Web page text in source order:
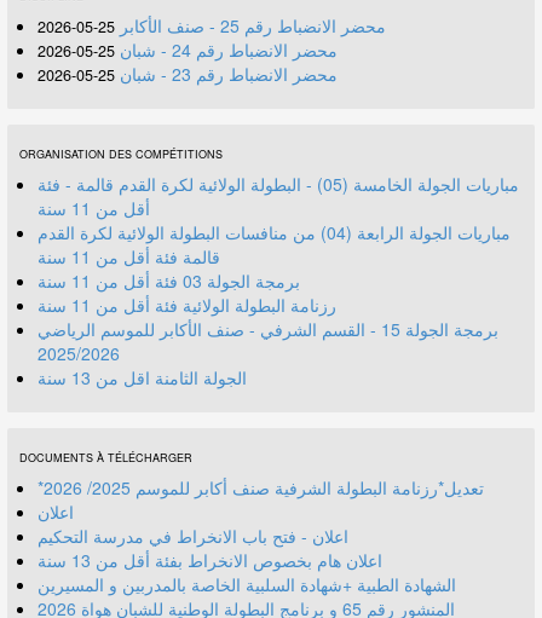
محضر الانضباط رقم 25 - صنف الأكابر 25-05-2026
محضر الانضباط رقم 24 - شبان 25-05-2026
محضر الانضباط رقم 23 - شبان 25-05-2026
ORGANISATION DES COMPÉTITIONS
مباريات الجولة الخامسة (05) - البطولة الولائية لكرة القدم قالمة - فئة
أقل من 11 سنة
مباريات الجولة الرابعة (04) من منافسات البطولة الولائية لكرة القدم
قالمة فئة أقل من 11 سنة
برمجة الجولة 03 فئة أقل من 11 سنة
رزنامة البطولة الولائية فئة أقل من 11 سنة
برمجة الجولة 15 - القسم الشرفي - صنف الأكابر للموسم الرياضي
2025/2026
الجولة الثامنة اقل من 13 سنة
DOCUMENTS À TÉLÉCHARGER
*تعديل*رزنامة البطولة الشرفية صنف أكابر للموسم 2025/ 2026
اعلان
اعلان - فتح باب الانخراط في مدرسة التحكيم
اعلان هام بخصوص الانخراط بفئة أقل من 13 سنة
الشهادة الطبية +شهادة السلبية الخاصة بالمدربين و المسيرين